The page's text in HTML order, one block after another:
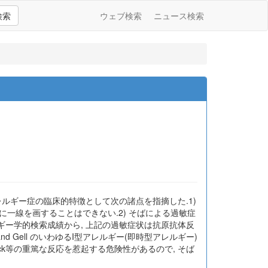
索 ウェブ検索 ニュース検索
ギー症の臨床的特徴として次の諸点を指摘した.1)
一線を画することはできない.2) そばによる過敏症
学的検索成績から, 上記の過敏症状は抗原抗体反
Gell のいわゆるI型アレルギー(即時型アレルギー)
の重篤な反応を惹起する危険性があるので, そば